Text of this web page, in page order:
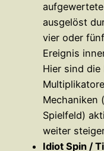
ausgelöst
vier oder
Ereignis
Hier sind die
Mechaniken
Spielfeld)
weiter
Idiot Spin /